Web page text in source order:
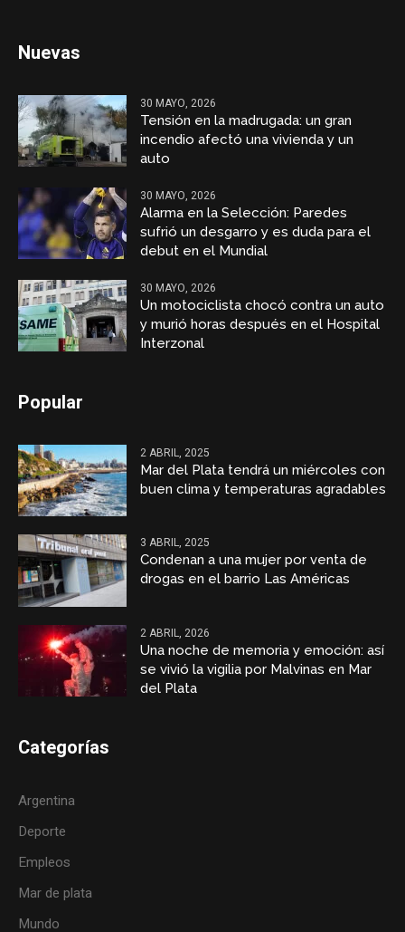
Nuevas
30 MAYO, 2026
Tensión en la madrugada: un gran
incendio afectó una vivienda y un
auto
30 MAYO, 2026
Alarma en la Selección: Paredes
sufrió un desgarro y es duda para el
debut en el Mundial
30 MAYO, 2026
Un motociclista chocó contra un auto
y murió horas después en el Hospital
Interzonal
Popular
2 ABRIL, 2025
Mar del Plata tendrá un miércoles con
buen clima y temperaturas agradables
3 ABRIL, 2025
Condenan a una mujer por venta de
drogas en el barrio Las Américas
2 ABRIL, 2026
Una noche de memoria y emoción: así
se vivió la vigilia por Malvinas en Mar
del Plata
Categorías
Argentina
Deporte
Empleos
Mar de plata
Mundo